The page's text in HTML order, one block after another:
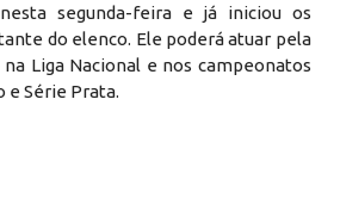
segunda-feira e já iniciou os
do elenco. Ele poderá atuar pela
Liga Nacional e nos campeonatos
e Série Prata.